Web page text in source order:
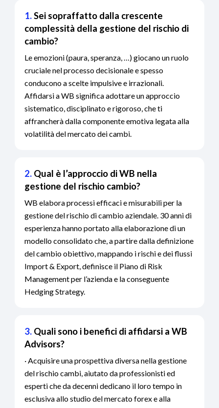
1.Sei sopraffatto dalla crescente
complessità della gestione del rischio di
cambio?
Le emozioni (paura, speranza, …) giocano un ruolo
cruciale nel processo decisionale e spesso
conducono a scelte impulsive e irrazionali.
Affidarsi a WB significa adottare un approccio
sistematico, disciplinato e rigoroso, che ti
affrancherà dalla componente emotiva legata alla
volatilità del mercato dei cambi.
2. Qual è l’approccio di WB nella
gestione del rischio cambio?
WB elabora processi efficaci e misurabili per la
gestione del rischio di cambio aziendale. 30 anni di
esperienza hanno portato alla elaborazione di un
modello consolidato che, a partire dalla definizione
del cambio obiettivo, mappando i rischi e dei flussi
Import & Export, definisce il Piano di Risk
Management per l’azienda e la conseguente
Hedging Strategy.
3. Quali sono i benefici di affidarsi a WB
Advisors?
· Acquisire una prospettiva diversa nella gestione
del rischio cambi, aiutato da professionisti ed
esperti che da decenni dedicano il loro tempo in
esclusiva allo studio del mercato forex e alla